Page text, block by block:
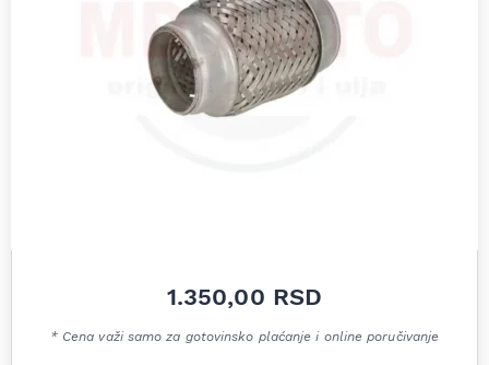
1.350,00 RSD
* Cena važi samo za gotovinsko plaćanje i online poručivanje